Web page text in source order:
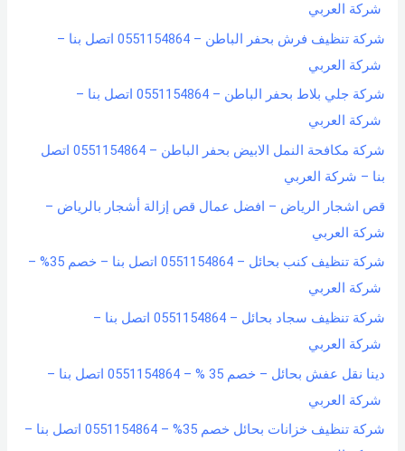
شركة العربي
شركة تنظيف فرش بحفر الباطن – 0551154864 اتصل بنا –
شركة العربي
شركة جلي بلاط بحفر الباطن – 0551154864 اتصل بنا –
شركة العربي
شركة مكافحة النمل الابيض بحفر الباطن – 0551154864 اتصل
بنا – شركة العربي
قص اشجار الرياض – افضل عمال قص إزالة أشجار بالرياض –
شركة العربي
شركة تنظيف كنب بحائل – 0551154864 اتصل بنا – خصم 35% –
شركة العربي
شركة تنظيف سجاد بحائل – 0551154864 اتصل بنا –
شركة العربي
دينا نقل عفش بحائل – خصم 35 % – 0551154864 اتصل بنا –
شركة العربي
شركة تنظيف خزانات بحائل خصم 35% – 0551154864 اتصل بنا –